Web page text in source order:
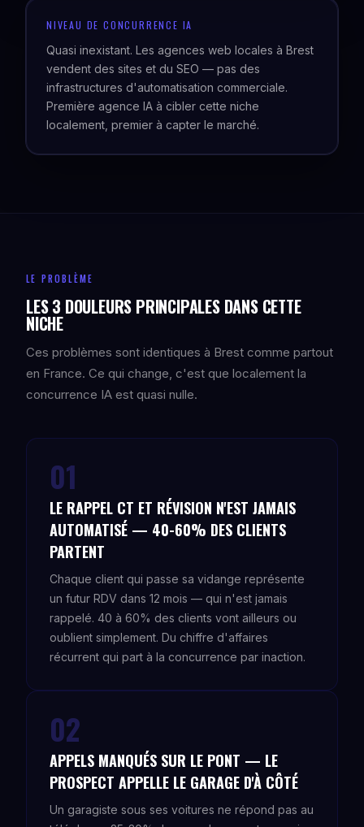
NIVEAU DE CONCURRENCE IA
Quasi inexistant. Les agences web locales à Brest
vendent des sites et du SEO — pas des
infrastructures d'automatisation commerciale.
Première agence IA à cibler cette niche
localement, premier à capter le marché.
LE PROBLÈME
LES 3 DOULEURS PRINCIPALES DANS CETTE
NICHE
Ces problèmes sont identiques à Brest comme partout
en France. Ce qui change, c'est que localement la
concurrence IA est quasi nulle.
01
LE RAPPEL CT ET RÉVISION N'EST JAMAIS
AUTOMATISÉ — 40-60% DES CLIENTS
PARTENT
Chaque client qui passe sa vidange représente
un futur RDV dans 12 mois — qui n'est jamais
rappelé. 40 à 60% des clients vont ailleurs ou
oublient simplement. Du chiffre d'affaires
récurrent qui part à la concurrence par inaction.
02
APPELS MANQUÉS SUR LE PONT — LE
PROSPECT APPELLE LE GARAGE D'À CÔTÉ
Un garagiste sous ses voitures ne répond pas au